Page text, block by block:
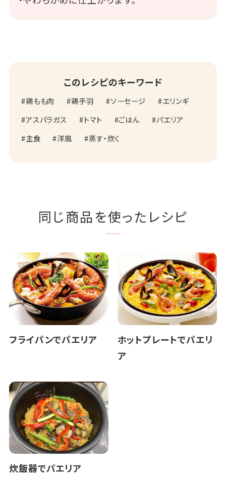
このレシピのキーワード
鶏もも肉 鶏手羽 ソーセージ
エリンギ
アスパラガス
トマト ごはん
パエリア
主食
洋風 蒸す・炊く
同じ商品を使ったレシピ
フライパンでパエリア
ホットプレートでパエリ
ア
炊飯器でパエリア